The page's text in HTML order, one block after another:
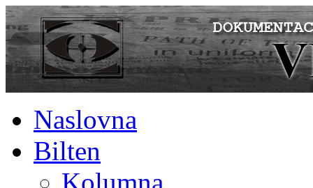
Naslovna
Bilten